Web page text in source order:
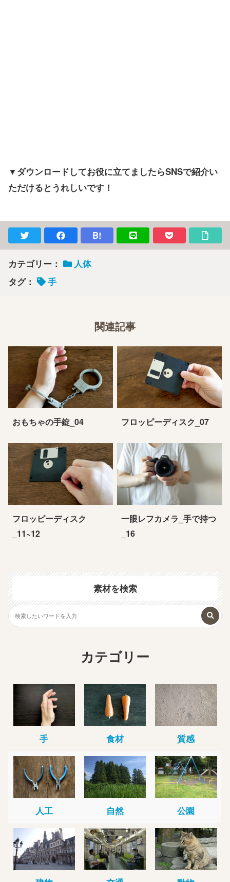
▼ダウンロードしてお役に立てましたらSNSで紹介い
ただけるとうれしいです！
B!
カテゴリー：
人体
タグ：
手
関連記事
おもちゃの手錠_04 フロッピーディスク_07
フロッピーディスク
_11~12
一眼レフカメラ_手で持つ
_16
素材を検索
カテゴリー
手 食材 質感
人工 自然 公園